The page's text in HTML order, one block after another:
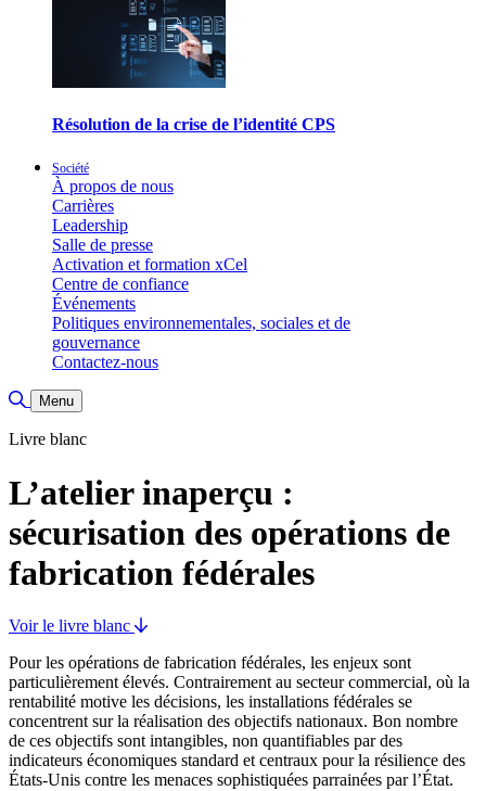
Résolution de la crise de l’identité CPS
Société
À propos de nous
Carrières
Leadership
Salle de presse
Activation et formation xCel
Centre de confiance
Événements
Politiques environnementales, sociales et de
gouvernance
Contactez-nous
Basculer la recherche
Menu
Livre blanc
L’atelier inaperçu :
sécurisation des opérations de
fabrication fédérales
Voir le livre blanc
Pour les opérations de fabrication fédérales, les enjeux sont
particulièrement élevés. Contrairement au secteur commercial, où la
rentabilité motive les décisions, les installations fédérales se
concentrent sur la réalisation des objectifs nationaux. Bon nombre
de ces objectifs sont intangibles, non quantifiables par des
indicateurs économiques standard et centraux pour la résilience des
États-Unis contre les menaces sophistiquées parrainées par l’État.